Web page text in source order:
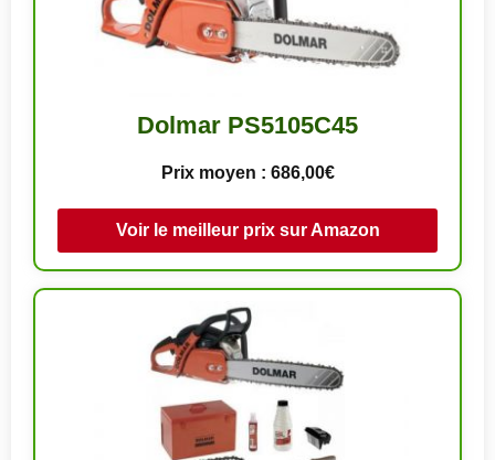
Dolmar PS5105C45
Prix moyen : 686,00€
Voir le meilleur prix sur Amazon